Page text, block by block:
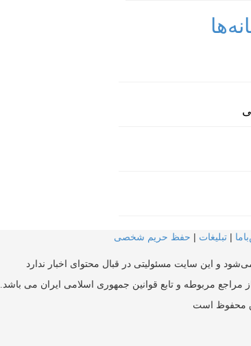
| تبلیغات | حفظ حریم شخصی
و این سایت مسئولیتی در قبال محتوای اخبار ندارد
مراجع مربوطه و تابع قوانین جمهوری اسلامی ایران می باشد.
محفوظ است